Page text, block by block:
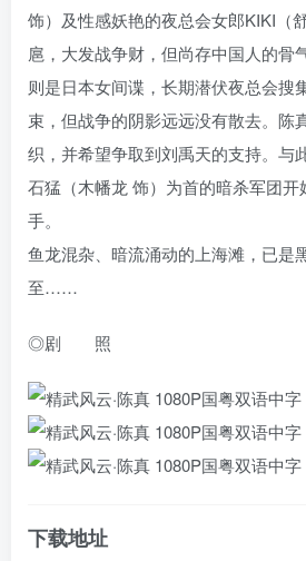
饰）及性感妖艳的夜总会女郎KIKI（
扈，大发战争财，但尚存中国人的骨
则是日本女间谍，长期潜伏夜总会搜
束，但战争的阴影远远没有散去。陈
织，并希望争取到刘禹天的支持。与
石猛（木幡龙 饰）为首的暗杀军团
手。
鱼龙混杂、暗流涌动的上海滩，已是
至……
◎剧 照
下载地址